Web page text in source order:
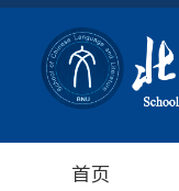
首页